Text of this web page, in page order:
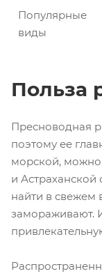
Популярные
виды
Польза
Пресноводная
поэтому ее
морской, можно
и Астраханской
найти в свежем
замораживают.